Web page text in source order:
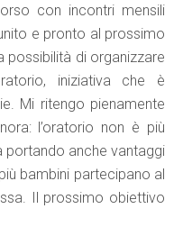
con incontri mensili
e pronto al prossimo
possibilità di organizzare
iniziativa che è
Mi ritengo pienamente
l’oratorio non è più
portando anche vantaggi
bambini partecipano al
Il prossimo obiettivo